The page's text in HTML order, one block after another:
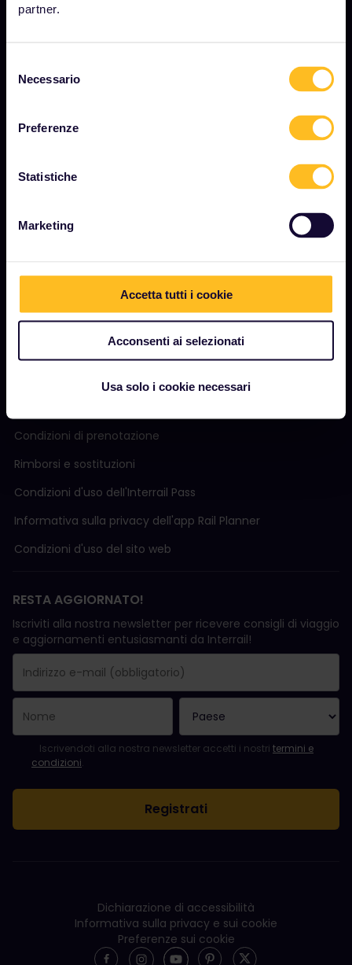
partner.
delNecessario
Preferenze
Statistiche
Marketing
Accetta tutti i cookie
Acconsenti ai selezionati
Usa solo i cookie necessari
Sala stampa
Come utilizzare il Pass
Community
Turismo sostenibile
Condizioni di prenotazione
Rimborsi e sostituzioni
Condizioni d'uso delI'Interrail Pass
Informativa sulla privacy dell'app Rail Planner
Condizioni d'uso del sito web
RESTA AGGIORNATO!
Iscriviti alla nostra newsletter per ricevere consigli di viaggio
e aggiornamenti entusiasmanti da Interrail!
La registrazione è avvenuta con successo.
Il campo "Indirizzo e-mail" è obbligatorio.
L'indirizzo e-mail non è valido.
Si è verificato un errore durante l'iscrizione alla newsletter.
Sei già iscritto a questa newsletter!
Per iscriversi alla newsletter, accettare i termini e le condizioni.
Iscrivendoti alla nostra newsletter accetti i nostri termini e
condizioni.
Dichiarazione di accessibilità
Informativa sulla privacy e sui cookie
Preferenze sui cookie